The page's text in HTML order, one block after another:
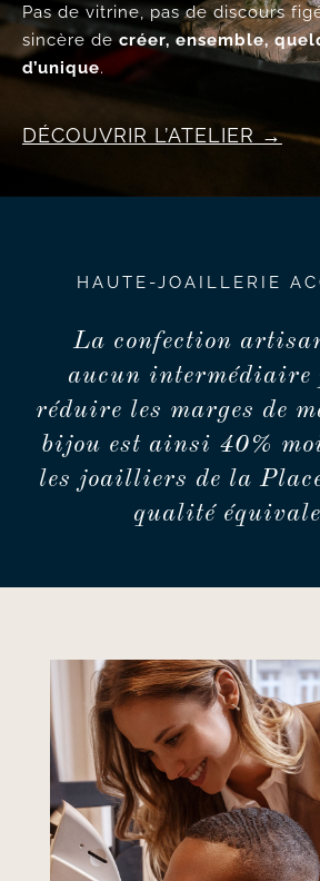
Pas de vitrine, pas de discours
sincère de créer, ensemble,
d’unique.
DÉCOUVRIR L’ATELIER
HAUTE-JOAILLERIE
La confection
aucun intermédiaire
réduire les marges de
bijou est ainsi 40%
les joailliers de la
qualité